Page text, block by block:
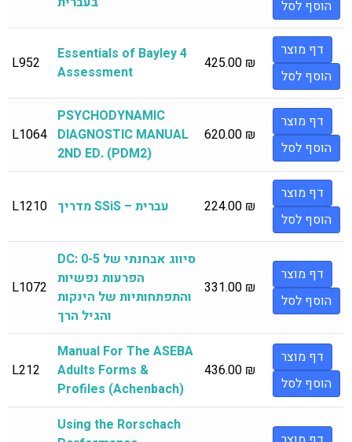
הוסף לסל
L952
Essentials of Bayley 4
Assessment
425.00 ₪
דף מוצר
הוסף לסל
L1064
PSYCHODYNAMIC
DIAGNOSTIC MANUAL
2ND ED. (PDM2)
620.00 ₪
דף מוצר
הוסף לסל
L1210 מדריך SSiS – עברית 224.00 ₪
דף מוצר
הוסף לסל
L1072
DC: 0-5 סיווג אבחנתי של
הפרעות נפשיות
והתפתחותיות של הינקות
והגיל הרך
331.00 ₪
דף מוצר
הוסף לסל
L212
Manual For The ASEBA
Adults Forms &
Profiles (Achenbach)
436.00 ₪
דף מוצר
הוסף לסל
Using the Rorschach